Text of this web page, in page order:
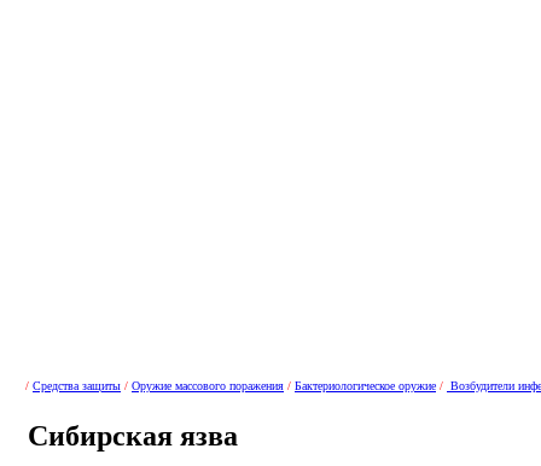
/ Средства защиты / Оружие массового поражения / Бактериологическое оружие / Возбудители
Сибирская язва